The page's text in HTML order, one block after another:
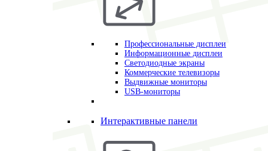
Профессиональные дисплеи
Информационные дисплеи
Светодиодные экраны
Коммерческие телевизоры
Выдвижные мониторы
USB-мониторы
Интерактивные панели